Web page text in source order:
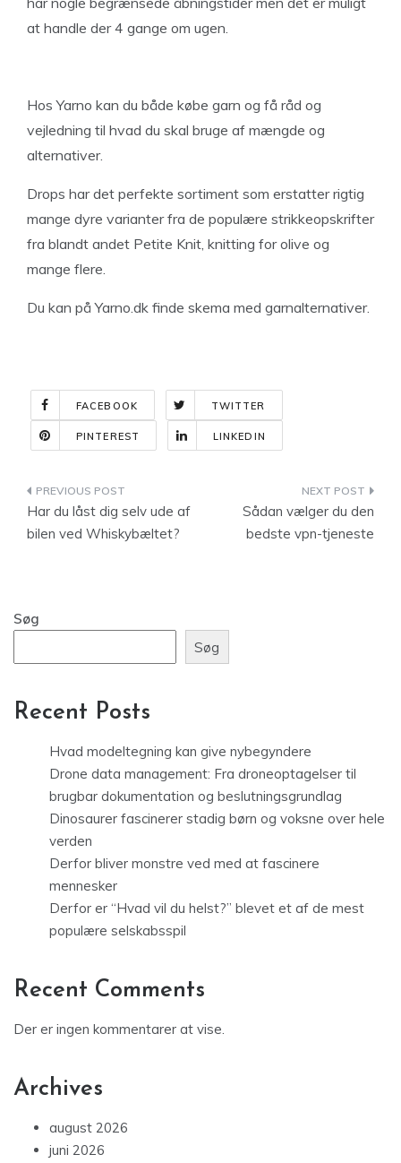
at handle der 4 gange om ugen.
Hos Yarno kan du både købe garn og få råd og
vejledning til hvad du skal bruge af mængde og
alternativer.
Drops har det perfekte sortiment som erstatter rigtig
mange dyre varianter fra de populære strikkeopskrifter
fra blandt andet Petite Knit, knitting for olive og
mange flere.
Du kan på Yarno.dk finde skema med garnalternativer.
FACEBOOK TWITTER
PINTEREST LINKEDIN
Indlægsnavigation
Har du låst dig selv ude af
bilen ved Whiskybæltet?
Sådan vælger du den
bedste vpn-tjeneste
Søg
Søg
Recent Posts
Hvad modeltegning kan give nybegyndere
Drone data management: Fra droneoptagelser til
brugbar dokumentation og beslutningsgrundlag
Dinosaurer fascinerer stadig børn og voksne over hele
verden
Derfor bliver monstre ved med at fascinere
mennesker
Derfor er “Hvad vil du helst?” blevet et af de mest
populære selskabsspil
Recent Comments
Der er ingen kommentarer at vise.
Archives
august 2026
juni 2026